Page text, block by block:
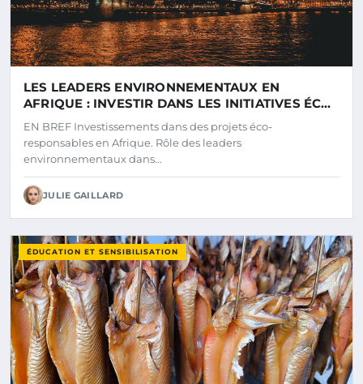
LES LEADERS ENVIRONNEMENTAUX EN
AFRIQUE : INVESTIR DANS LES INITIATIVES ÉCO-
RESPONSABLES LES PLUS PROMETTEUSES
EN BREF Investissements dans des projets éco-
responsables en Afrique. Rôle des leaders
environnementaux dans…
JULIE GAILLARD
ÉDUCATION ET SENSIBILISATION